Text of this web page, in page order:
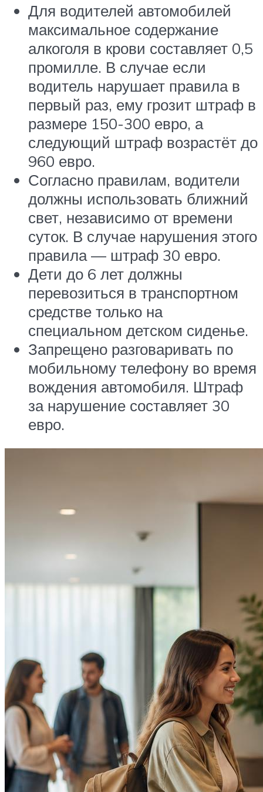
Для водителей автомобилей
максимальное содержание
алкоголя в крови составляет 0,5
промилле. В случае если
водитель нарушает правила в
первый раз, ему грозит штраф в
размере 150-300 евро, а
следующий штраф возрастёт до
960 евро.
Согласно правилам, водители
должны использовать ближний
свет, независимо от времени
суток. В случае нарушения этого
правила — штраф 30 евро.
Дети до 6 лет должны
перевозиться в транспортном
средстве только на
специальном детском сиденье.
Запрещено разговаривать по
мобильному телефону во время
вождения автомобиля. Штраф
за нарушение составляет 30
евро.